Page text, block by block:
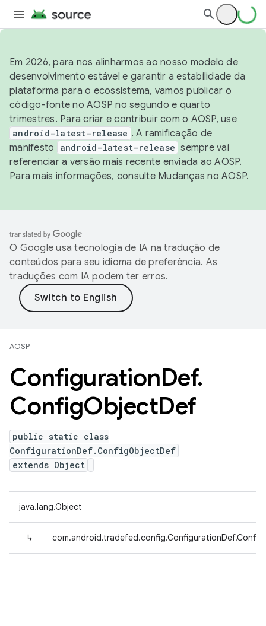
Em 2026, para nos alinharmos ao nosso modelo de
desenvolvimento estável e garantir a estabilidade da
plataforma para o ecossistema, vamos publicar o
código-fonte no AOSP no segundo e quarto
trimestres. Para criar e contribuir com o AOSP, use
android-latest-release . A ramificação de
manifesto
android-latest-release sempre vai
referenciar a versão mais recente enviada ao AOSP.
Para mais informações, consulte Mudanças no AOSP.
O Google usa tecnologia de IA na tradução de
conteúdos para seu idioma de preferência. As
traduções com IA podem ter erros.
AOSP
ConfigurationDef.
ConfigObjectDef
public static class
ConfigurationDef.ConfigObjectDef
extends Object
java.lang.Object
↳